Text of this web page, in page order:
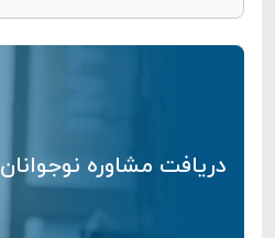
دریافت مشاوره نوجوانان